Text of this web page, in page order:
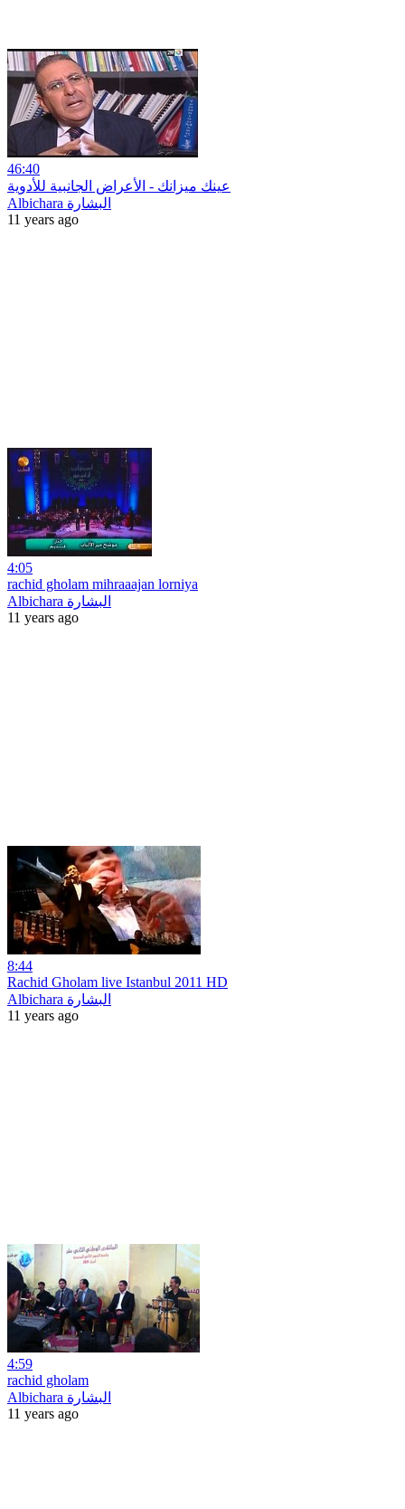
46:40
عينك ميزانك - الأعراض الجانبية للأدوية
Albichara البشارة
11 years ago
4:05
rachid gholam mihraaajan lorniya
Albichara البشارة
11 years ago
8:44
Rachid Gholam live Istanbul 2011 HD
Albichara البشارة
11 years ago
4:59
rachid gholam
Albichara البشارة
11 years ago